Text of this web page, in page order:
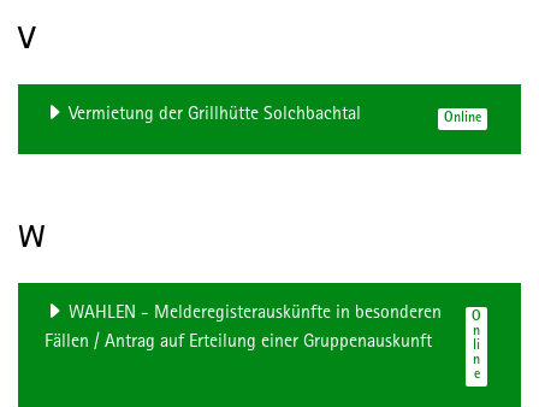
V
Vermietung der Grillhütte Solchbachtal Online
W
WAHLEN - Melderegisterauskünfte in besonderen
Fällen / Antrag auf Erteilung einer Gruppenauskunft
O
n
li
n
e